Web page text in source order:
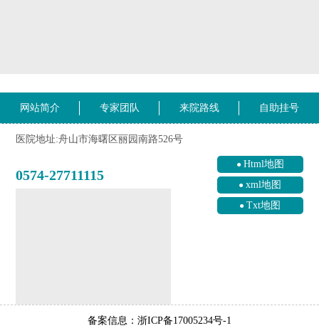
网站简介 专家团队 来院路线 自助挂号
医院地址:舟山市海曙区丽园南路526号
0574-27711115
Html地图
xml地图
Txt地图
备案信息：浙ICP备17005234号-1